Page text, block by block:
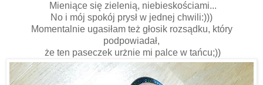
Mieniące się zielenią, niebieskościami...
No i mój spokój prysł w jednej chwili:)))
Momentalnie ugasiłam też głosik rozsądku, który
podpowiadał,
że ten paseczek urżnie mi palce w tańcu;))